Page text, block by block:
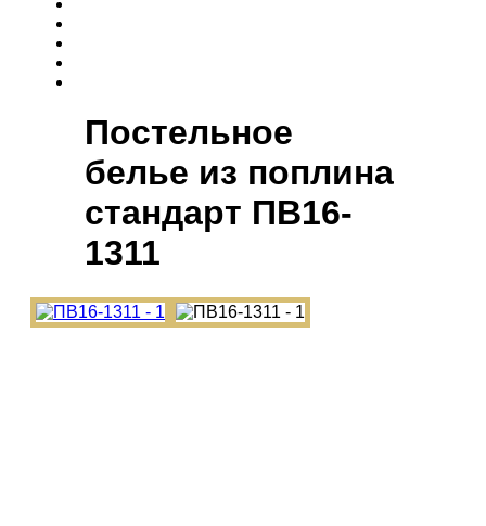
Постельное
белье из поплина
cтандарт ПВ16-
1311